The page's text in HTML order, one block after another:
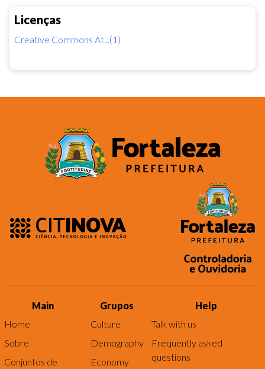
Licenças
Creative Commons At...(1)
Main
Home
Sobre
Conjuntos de
Grupos
Culture
Demography
Economy
Help
Talk with us
Frequently asked
questions